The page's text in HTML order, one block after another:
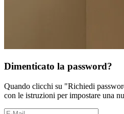
Dimenticato la password?
Quando clicchi su "Richiedi
con le istruzioni per impostare una